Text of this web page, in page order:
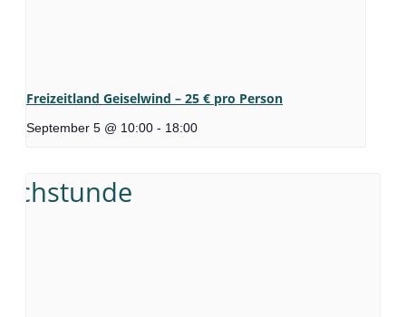
Freizeitland Geiselwind – 25 € pro Person
September 5 @ 10:00 - 18:00